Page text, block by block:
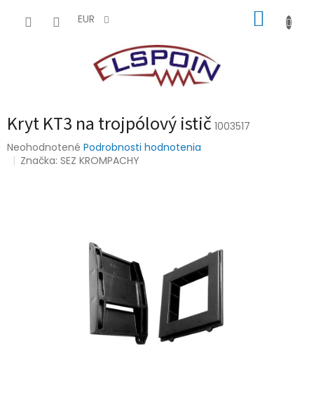
EUR
Kryt KT3 na trojpólový istič 1003517
Priemerné
hodnotenie
Neohodnotené Podrobnosti hodnotenia
Značka:SEZ KROMPACHY